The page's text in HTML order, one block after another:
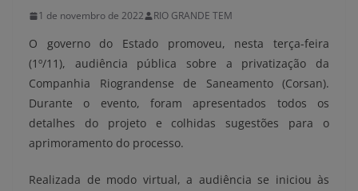
1 de novembro de 2022 RIO GRANDE TEM
O governo do Estado promoveu, nesta terça-feira
(1º/11), audiência pública sobre a privatização da
Companhia Riograndense de Saneamento (Corsan).
Durante o evento, foram apresentados todos os
detalhes do projeto e colhidas sugestões para o
aprimoramento do processo.
Realizada de modo virtual, a audiência se iniciou às